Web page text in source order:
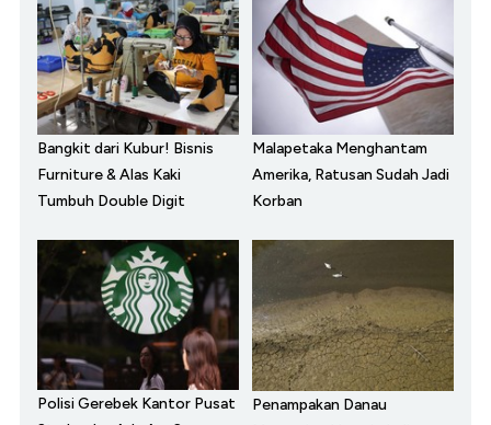
Bangkit dari Kubur! Bisnis
Furniture & Alas Kaki
Tumbuh Double Digit
Malapetaka Menghantam
Amerika, Ratusan Sudah Jadi
Korban
Polisi Gerebek Kantor Pusat
Penampakan Danau